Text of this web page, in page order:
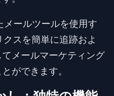
ールツールを使用す
スを簡単に追跡およ
メールマーケティング
ができます。